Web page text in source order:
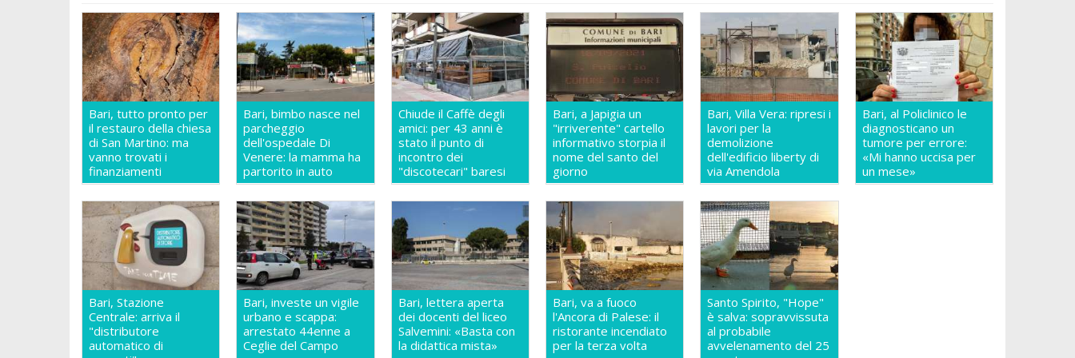
Bari, tutto pronto per
il restauro della chiesa
di San Martino: ma
vanno trovati i
finanziamenti
Bari, bimbo nasce nel
parcheggio
dell'ospedale Di
Venere: la mamma ha
partorito in auto
Chiude il Caffè degli
amici: per 43 anni è
stato il punto di
incontro dei
"discotecari" baresi
Bari, a Japigia un
"irriverente" cartello
informativo storpia il
nome del santo del
giorno
Bari, Villa Vera: ripresi i
lavori per la
demolizione
dell'edificio liberty di
via Amendola
Bari, al Policlinico le
diagnosticano un
tumore per errore:
«Mi hanno uccisa per
un mese»
Bari, Stazione
Centrale: arriva il
"distributore
automatico di
Bari, investe un vigile
urbano e scappa:
arrestato 44enne a
Ceglie del Campo
Bari, lettera aperta
dei docenti del liceo
Salvemini: «Basta con
la didattica mista»
Bari, va a fuoco
l'Ancora di Palese: il
ristorante incendiato
per la terza volta
Santo Spirito, "Hope"
è salva: sopravvissuta
al probabile
avvelenamento del 25